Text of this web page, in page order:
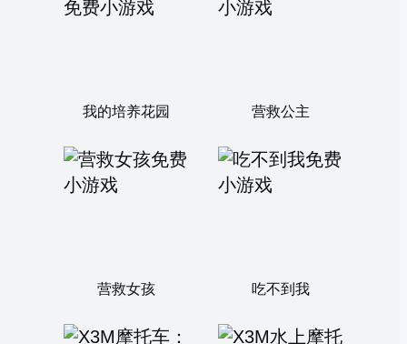
我的培养花园 营救公主
营救女孩 吃不到我